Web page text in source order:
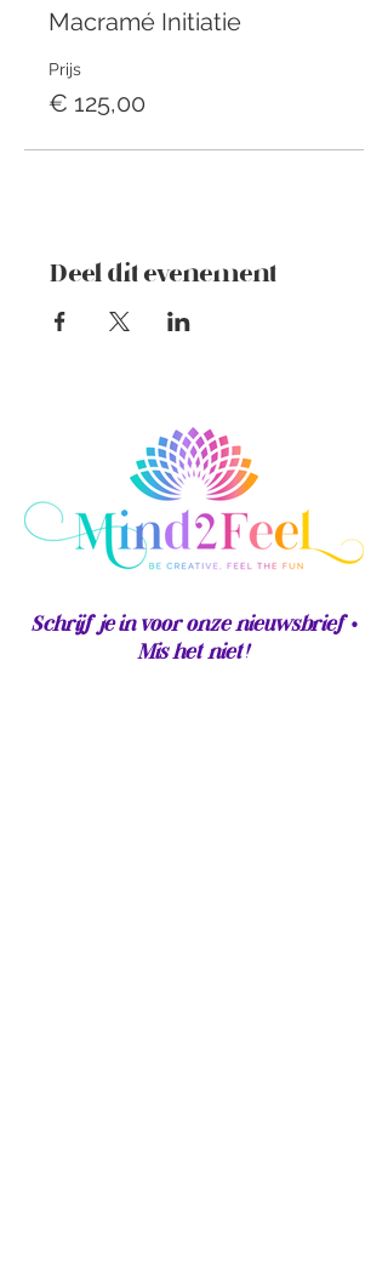
(al dan niet beperkte) en
ervaringen. Dus hoe bewuster je kan
omgaan met je gedachten, hoe
beter je gedrag er kan op
afstemmen en meer je kan "zijn".
wondere dingen laat maken, zoals
ringen, oorbellen, hangers, enz...
maar ook bladwijzers.
allemaal mee kan doen.
- met een hoofd dat even wat
minder energie nodig heeft omdat je
je focust op slechts 1 ding
- met een aangenaam gevoel door
de gelijkgestemde vibe
- en last but not least... zilveren
leuke tijd
Geniet van een hapje en een drankje
Macramé Initiatie
Prijs
€ 125,00
Deel dit evenement
Schrijf je in voor onze nieuwsbrief •
Mis het niet!